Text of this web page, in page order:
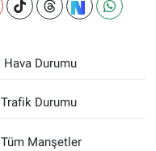
Hava Durumu
Trafik Durumu
Tüm Manşetler